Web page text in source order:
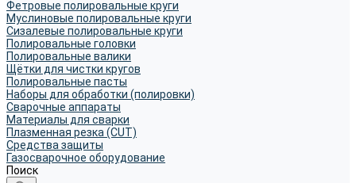
Фетровые полировальные круги
Муслиновые полировальные круги
Cизалевые полировальные круги
Полировальные головки
Полировальные валики
Щётки для чистки кругов
Полировальные пасты
Наборы для обработки (полировки)
Сварочные аппараты
Материалы для сварки
Плазменная резка (CUT)
Средства защиты
Газосварочное оборудование
Поиск